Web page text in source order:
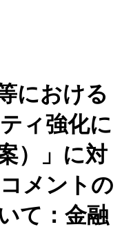
における
ィ強化に
）」に対
メントの
て：金融